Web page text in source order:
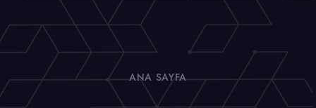
ANA SAYFA